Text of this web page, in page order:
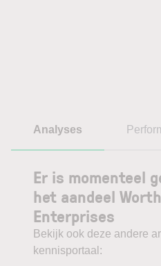
Analyses
Er is momenteel
het aandeel
Enterprises
Bekijk ook deze andere
kennisportaal: